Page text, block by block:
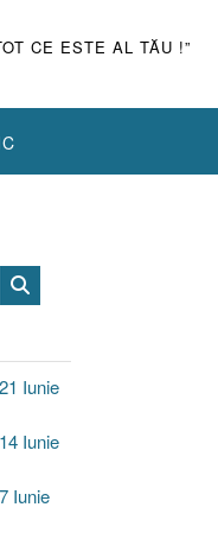
CE ESTE AL TĂU !”
Iunie
Iunie
Iunie